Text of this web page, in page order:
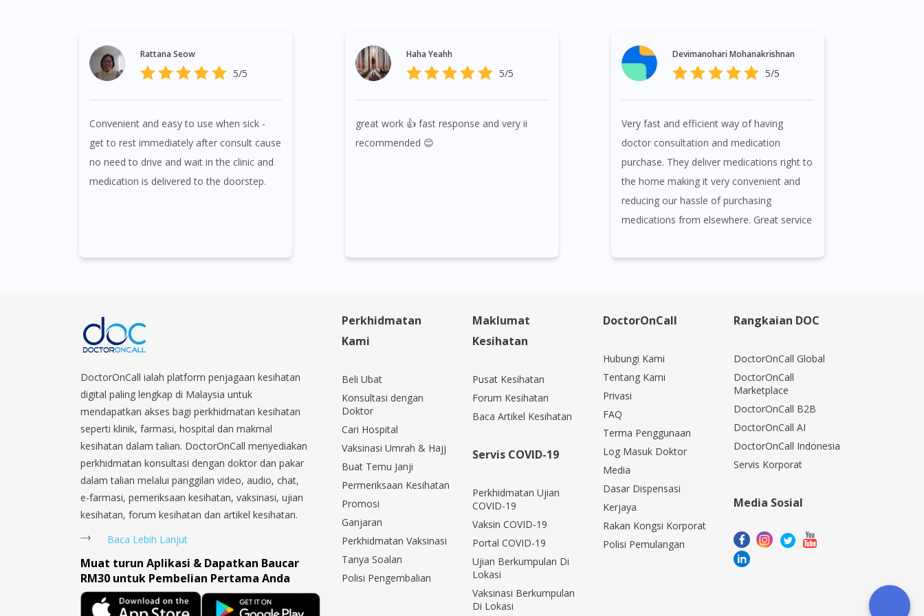
Rattana Seow
5/5
Convenient and easy to use when sick -
get to rest immediately after consult cause
no need to drive and wait in the clinic and
medication is delivered to the doorstep.
Haha Yeahh
5/5
great work 👍 fast response and very ii
recommended 😊
Devimanohari Mohanakrishnan
5/5
Very fast and efficient way of having
doctor consultation and medication
purchase. They deliver medications right to
the home making it very convenient and
reducing our hassle of purchasing
medications from elsewhere. Great service
DoctorOnCall ialah platform penjagaan kesihatan
digital paling lengkap di Malaysia untuk
mendapatkan akses bagi perkhidmatan kesihatan
seperti klinik, farmasi, hospital dan makmal
kesihatan dalam talian. DoctorOnCall menyediakan
perkhidmatan konsultasi dengan doktor dan pakar
dalam talian melalui panggilan video, audio, chat,
e-farmasi, pemeriksaan kesihatan, vaksinasi, ujian
kesihatan, forum kesihatan dan artikel kesihatan.
Baca Lebih Lanjut
Muat turun Aplikasi & Dapatkan Baucar
RM30 untuk Pembelian Pertama Anda
Perkhidmatan
Kami
Beli Ubat
Konsultasi dengan
Doktor
Cari Hospital
Vaksinasi Umrah & Hajj
Buat Temu Janji
Permeriksaan Kesihatan
Promosi
Ganjaran
Perkhidmatan Vaksinasi
Tanya Soalan
Polisi Pengembalian
Maklumat
Kesihatan
Pusat Kesihatan
Forum Kesihatan
Baca Artikel Kesihatan
Servis COVID-19
Perkhidmatan Ujian
COVID-19
Vaksin COVID-19
Portal COVID-19
Ujian Berkumpulan Di
Lokasi
Vaksinasi Berkumpulan
Di Lokasi
DoctorOnCall
Hubungi Kami
Tentang Kami
Privasi
FAQ
Terma Penggunaan
Log Masuk Doktor
Media
Dasar Dispensasi
Kerjaya
Rakan Kongsi Korporat
Polisi Pemulangan
Rangkaian DOC
DoctorOnCall Global
DoctorOnCall
Marketplace
DoctorOnCall B2B
DoctorOnCall AI
DoctorOnCall Indonesia
Servis Korporat
Media Sosial